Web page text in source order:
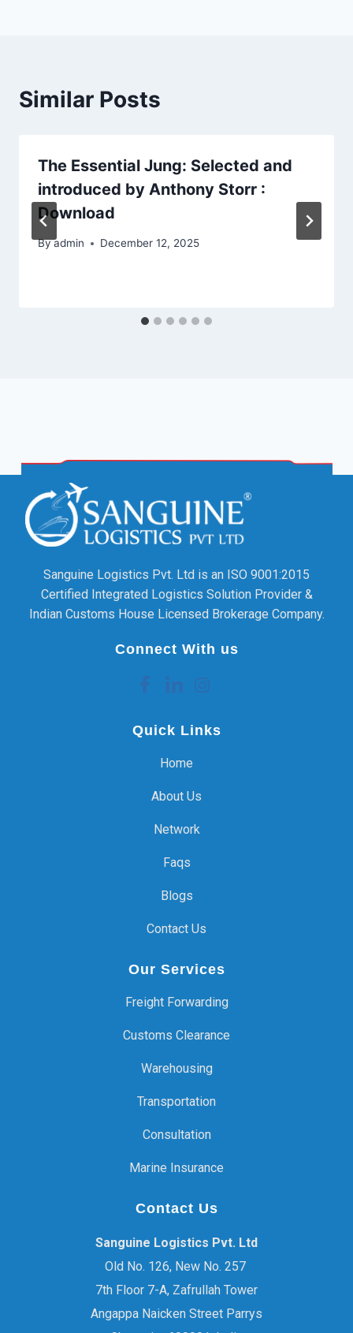
Similar Posts
The Essential Jung: Selected and
introduced by Anthony Storr :
Download
Byadmin December 12, 2025
Sanguine Logistics Pvt. Ltd is an ISO 9001:2015
Certified Integrated Logistics Solution Provider &
Indian Customs House Licensed Brokerage Company.
Connect With us
Quick Links
Home
About Us
Network
Faqs
Blogs
Contact Us
Our Services
Freight Forwarding
Customs Clearance
Warehousing
Transportation
Consultation
Marine Insurance
Contact Us
Sanguine Logistics Pvt. Ltd
Old No. 126, New No. 257
7th Floor 7-A, Zafrullah Tower
Angappa Naicken Street Parrys